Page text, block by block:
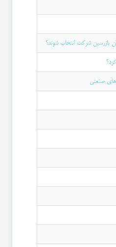
بازرسین شرکت انتخاب شوند؟
صنعتی